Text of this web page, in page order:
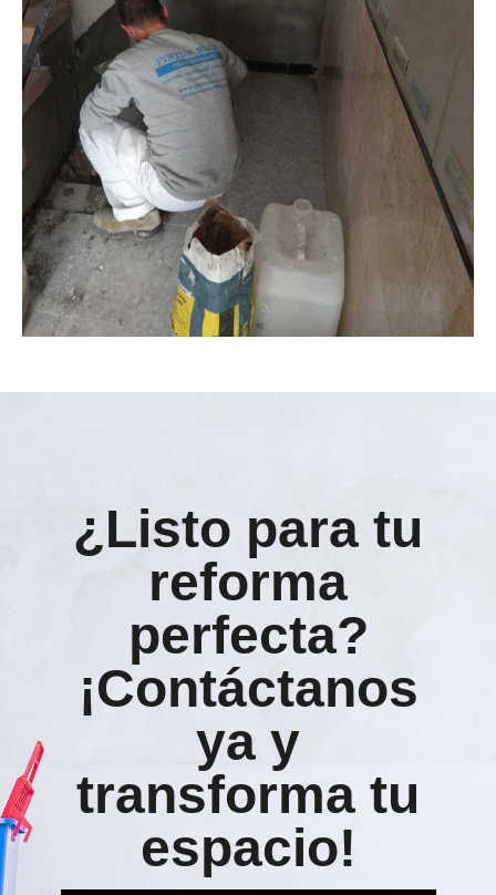
¿Listo para tu
reforma
perfecta?
¡Contáctanos
ya y
transforma tu
espacio!